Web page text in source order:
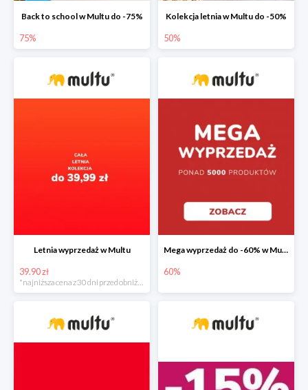
Back to school w Multu do -75%
75%
Kolekcja letnia w Multu do -50%
50%
Letnia wyprzedaż w Multu
39.90 zł
*najniższa cena z 30 dni przed obniżką
Mega wyprzedaż do -60% w Multu
60%